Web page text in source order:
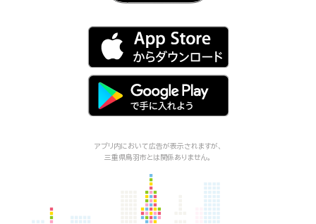
アプリ内において広告が表示されますが、
三重県鳥羽市とは関係ありません。